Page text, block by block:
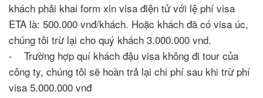
khách phải khai form xin visa điện tử với lệ phí visa
ETA là: 500.000 vnđ/khách. Hoặc khách đã có visa úc,
chúng tôi trừ lại cho quý khách 3.000.000 vnd.
- Trường hợp quí khách đậu visa không đi tour của
công ty, chúng tôi sẽ hoàn trả lại chi phí sau khi trừ phí
visa 5.000.000 vnđ